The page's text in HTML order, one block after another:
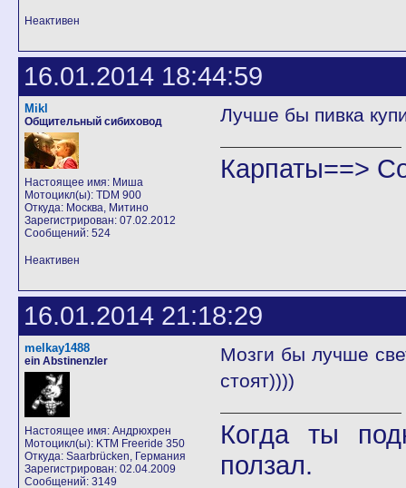
Неактивен
16.01.2014 18:44:59
Mikl
Общительный сибиховод
Настоящее имя: Миша
Мотоцикл(ы): TDM 900
Откуда: Москва, Митино
Зарегистрирован: 07.02.2012
Сообщений: 524
Лучше бы пивка
Карпаты==>
Неактивен
16.01.2014 21:18:29
melkay1488
ein Abstinenzler
Настоящее имя: Андрюхрен
Мотоцикл(ы): KTM Freeride 350
Откуда: Saarbrücken, Германия
Зарегистрирован: 02.04.2009
Сообщений: 3149
Мозги бы лучше
стоят))))
Когда ты
ползал.